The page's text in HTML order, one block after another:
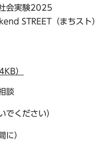
会実験2025
STREET（まちスト）
）
談
でください）
に）